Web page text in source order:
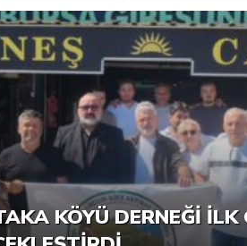
DERNEĞI PIKNIK
KÖYÜ DERNEĞI İLK